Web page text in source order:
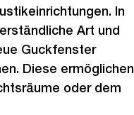
In
Art und
Guckfenster
Diese ermöglichen
oder dem